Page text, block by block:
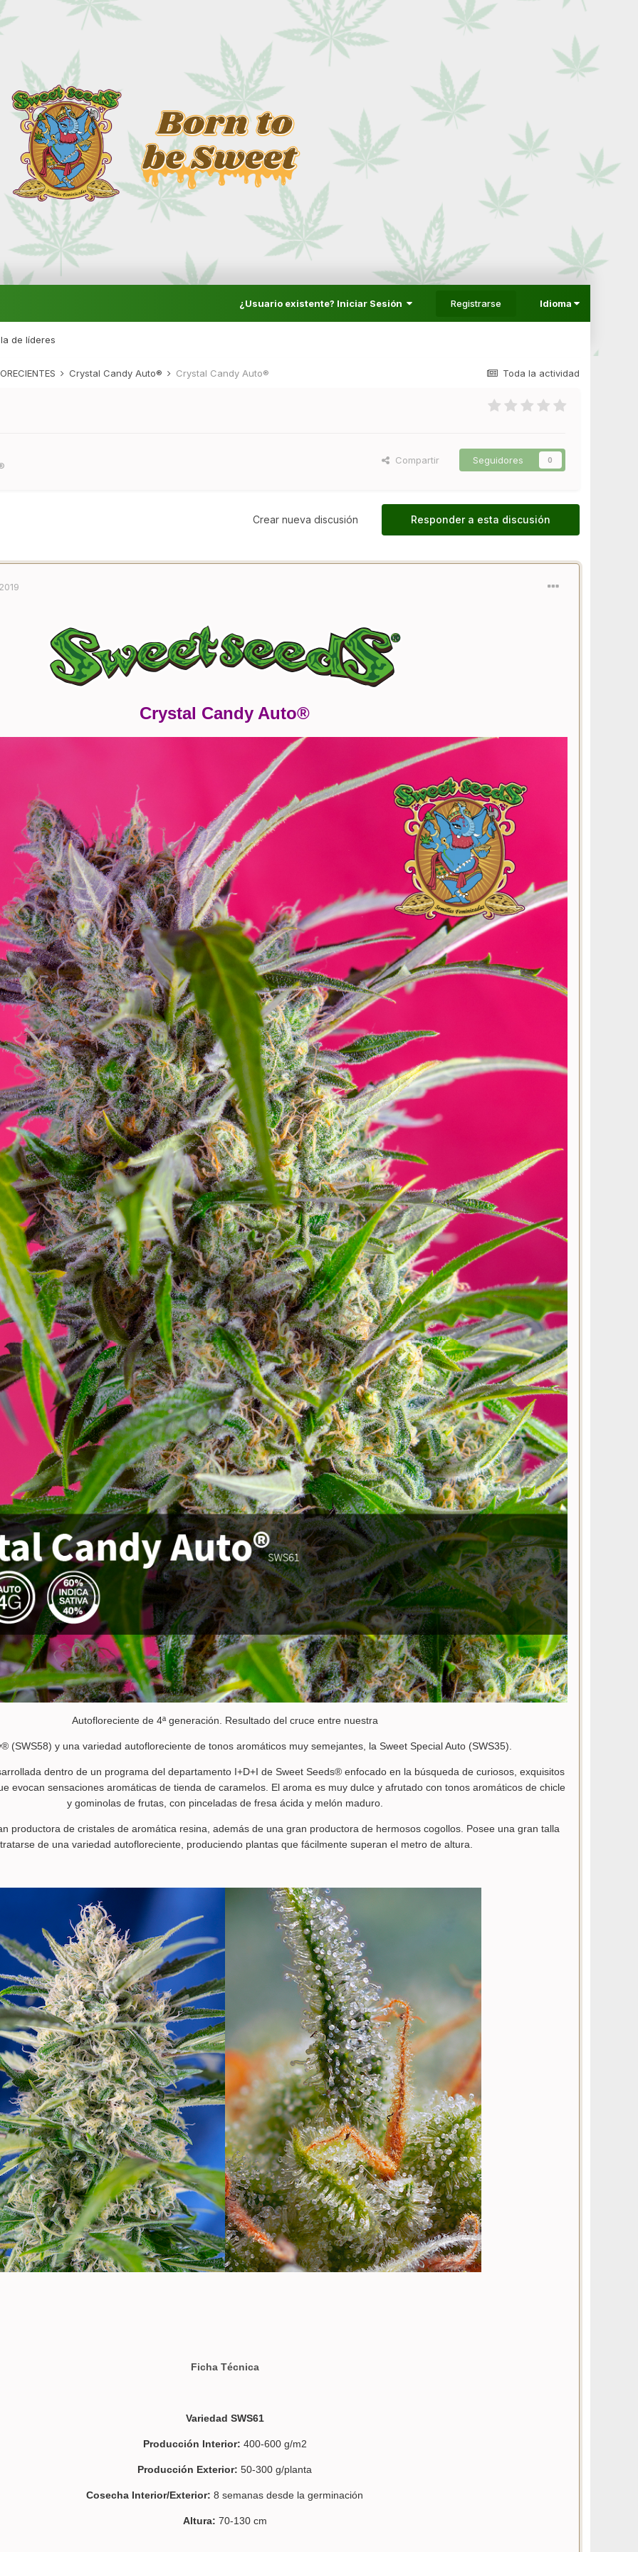
de líderes
¿Usuario existente? Iniciar Sesión Registrarse Idioma
Toda la actividad
Crystal Candy Auto® Crystal Candy Auto®
Compartir Seguidores 0
Responder a esta discusión
Crear nueva discusión
Crystal Candy Auto®
Autofloreciente de 4ª generación. Resultado del cruce entre nuestra
(SWS58) y una variedad autofloreciente de tonos aromáticos muy semejantes, la Sweet Special Auto (SWS35).
dentro de un programa del departamento I+D+I de Sweet Seeds® enfocado en la búsqueda de curiosos, exquisitos
evocan sensaciones aromáticas de tienda de caramelos. El aroma es muy dulce y afrutado con tonos aromáticos de chicle
y gominolas de frutas, con pinceladas de fresa ácida y melón maduro.
productora de cristales de aromática resina, además de una gran productora de hermosos cogollos. Posee una gran talla
de una variedad autofloreciente, produciendo plantas que fácilmente superan el metro de altura.
Ficha Técnica
Variedad SWS61
Producción Interior: 400-600 g/m2
Producción Exterior: 50-300 g/planta
Cosecha Interior/Exterior: 8 semanas desde la germinación
Altura: 70-130 cm